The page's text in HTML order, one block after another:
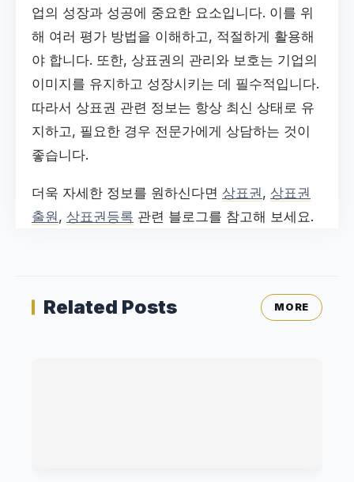
업의 성장과 성공에 중요한 요소입니다. 이를 위
해 여러 평가 방법을 이해하고, 적절하게 활용해
야 합니다. 또한, 상표권의 관리와 보호는 기업의
이미지를 유지하고 성장시키는 데 필수적입니다.
따라서 상표권 관련 정보는 항상 최신 상태로 유
지하고, 필요한 경우 전문가에게 상담하는 것이
좋습니다.
더욱 자세한 정보를 원하신다면 상표권, 상표권
출원, 상표권등록 관련 블로그를 참고해 보세요.
Related Posts MORE